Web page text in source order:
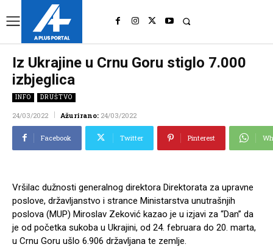
Iz Ukrajine u Crnu Goru stiglo 7.000
izbjeglica
INFO DRUŠTVO
24/03/2022 Ažurirano: 24/03/2022
Facebook Twitter Pinterest
Vršilac dužnosti generalnog direktora Direktorata za upravne
poslove, državljanstvo i strance Ministarstva unutrašnjih
poslova (MUP) Miroslav Zeković kazao je u izjavi za “Dan” da
je od početka sukoba u Ukrajini, od 24. februara do 20. marta,
u Crnu Goru ušlo 6.906 državljana te zemlje.